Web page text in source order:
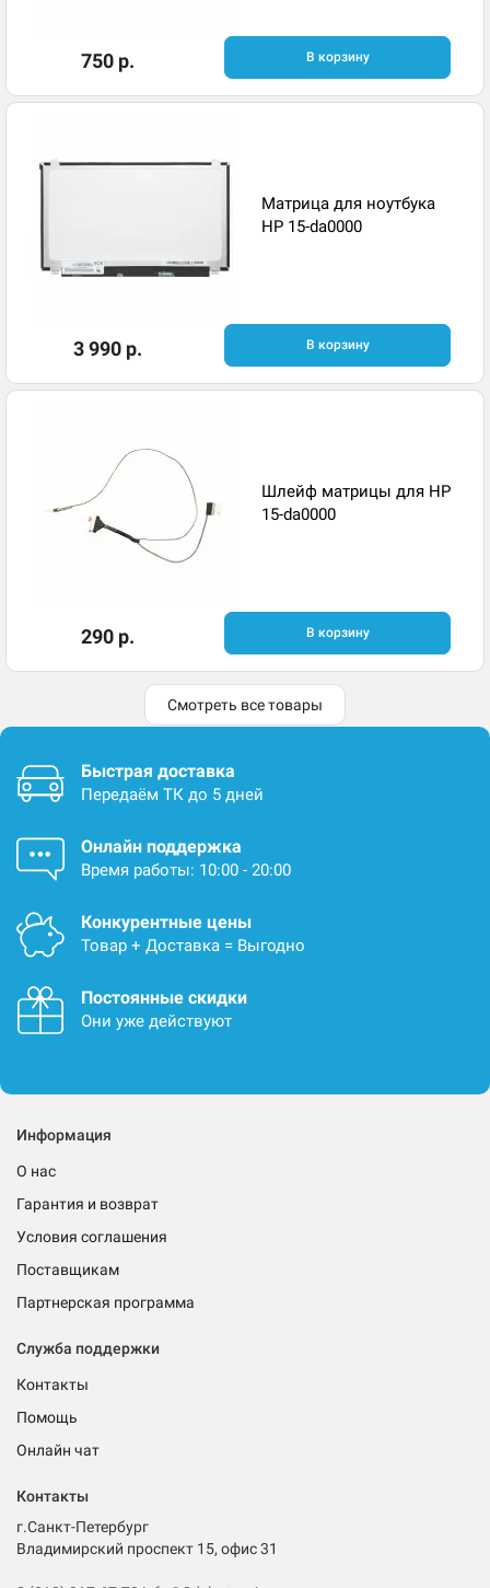
750 р. В корзину
Матрица для ноутбука
HP 15-da0000
3 990 р. В корзину
Шлейф матрицы для HP
15-da0000
290 р. В корзину
Смотреть все товары
Быстрая доставка
Передаём ТК до 5 дней
Онлайн поддержка
Время работы: 10:00 - 20:00
Конкурентные цены
Товар + Доставка = Выгодно
Постоянные скидки
Они уже действуют
Информация
О нас
Гарантия и возврат
Условия соглашения
Поставщикам
Партнерская программа
Служба поддержки
Контакты
Помощь
Онлайн чат
Контакты
г.Санкт-Петербург
Владимирский проспект 15, офис 31